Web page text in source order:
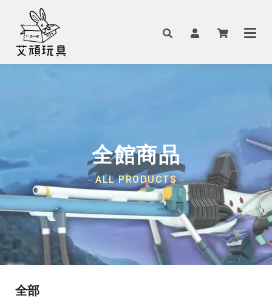
全館商品
－ALL PRODUCTS－
全部